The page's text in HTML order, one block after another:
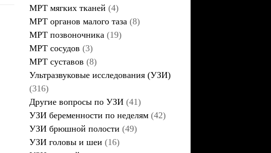
МРТ мягких тканей (4)
МРТ органов малого таза (8)
МРТ позвоночника (19)
МРТ сосудов (3)
МРТ суставов (8)
Ультразвуковые исследования (УЗИ)
(316)
Другие вопросы по УЗИ (41)
УЗИ беременности по неделям (42)
УЗИ брюшной полости (49)
УЗИ головы и шеи (16)